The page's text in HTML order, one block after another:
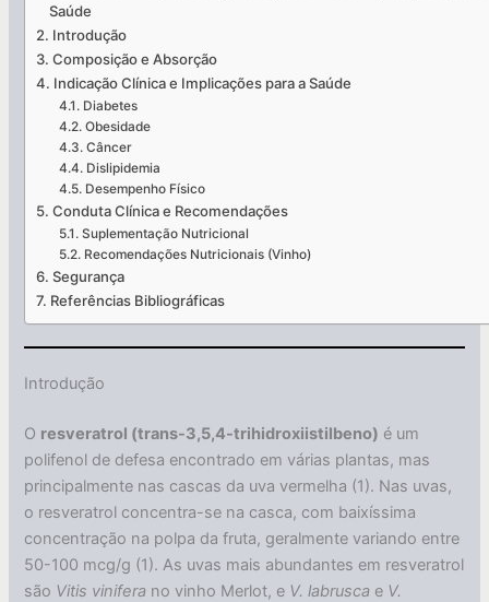
Saúde
Introdução
Composição e Absorção
Indicação Clínica e Implicações para a Saúde
Diabetes
Obesidade
Câncer
Dislipidemia
Desempenho Físico
Conduta Clínica e Recomendações
Suplementação Nutricional
Recomendações Nutricionais (Vinho)
Segurança
Referências Bibliográficas
Introdução
O resveratrol (trans-3,5,4-trihidroxiistilbeno) é um
polifenol de defesa encontrado em várias plantas, mas
principalmente nas cascas da uva vermelha (1). Nas uvas,
o resveratrol concentra-se na casca, com baixíssima
concentração na polpa da fruta, geralmente variando entre
50-100 mcg/g (1). As uvas mais abundantes em resveratrol
são Vitis vinifera no vinho Merlot, e V. labrusca e V.